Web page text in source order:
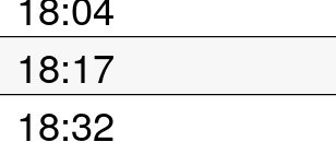
18:17
18:32